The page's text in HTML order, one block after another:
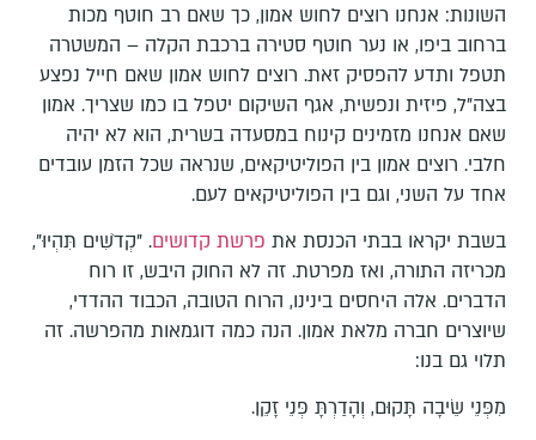
השונות: אנחנו רוצים לחוש אמון, כך שאם רב חוטף מכות
ברחוב ביפו, או נער חוטף סטירה ברכבת הקלה – המשטרה
תטפל ותדע להפסיק זאת. רוצים לחוש אמון שאם חייל נפצע
בצה"ל, פיזית ונפשית, אגף השיקום יטפל בו כמו שצריך. אמון
שאם אנחנו מזמינים קינוח במסעדה בשרית, הוא לא יהיה
חלבי. רוצים אמון בין הפוליטיקאים, שנראה שכל הזמן עובדים
אחד על השני, וגם בין הפוליטיקאים לעם.
בשבת יקראו בבתי הכנסת את פרשת קדושים. "קְדֹשִׁים תִּהְיוּ",
מכריזה התורה, ואז מפרטת. זה לא החוק היבש, זו רוח
הדברים. אלה היחסים בינינו, הרוח הטובה, הכבוד ההדדי,
שיוצרים חברה מלאת אמון. הנה כמה דוגמאות מהפרשה. זה
תלוי גם בנו:
מִפְּנֵי שֵׂיבָה תָּקוּם, וְהָדַרְתָּ פְּנֵי זָקֵן.